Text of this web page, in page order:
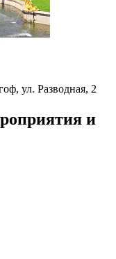
ул. Разводная, 2
и